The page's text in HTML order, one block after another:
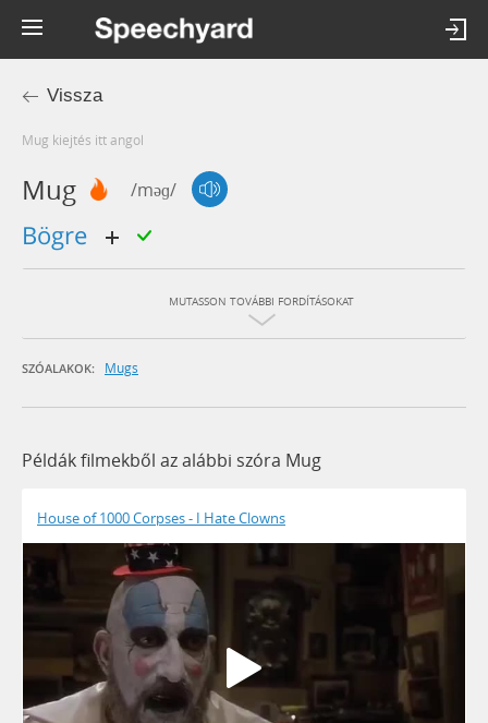
Vissza
mug kiejtés itt angol
Mug /məɡ/
bögre
MUTASSON TOVÁBBI FORDÍTÁSOKAT
SZÓALAKOK: Mugs
Példák filmekből az alábbi szóra Mug
House of 1000 Corpses - I Hate Clowns